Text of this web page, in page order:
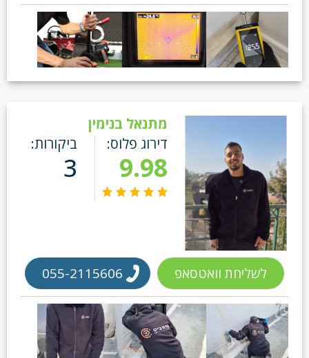
מתנאל בנימין
דירוג פלוס:
9.98
ביקורות:
3
לשליחת וואטסאפ 055-2115606